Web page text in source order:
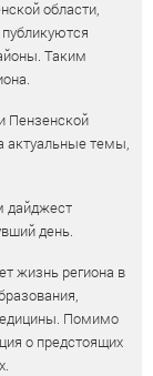
области,
Таким
Пензенской
актуальные темы,
дайджест
день.
жизнь региона в
Помимо
о предстоящих